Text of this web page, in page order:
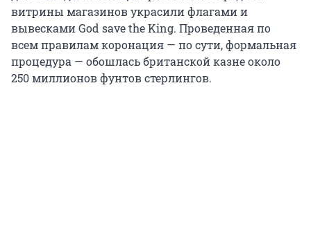
витрины магазинов украсили флагами и
вывесками God save the King. Проведенная по
всем правилам коронация — по сути, формальная
процедура — обошлась британской казне около
250 миллионов фунтов стерлингов.